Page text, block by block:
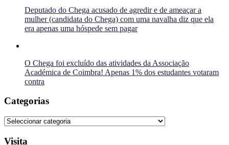
Deputado do Chega acusado de agredir e de ameaçar a
mulher (candidata do Chega) com uma navalha diz que ela
era apenas uma hóspede sem pagar
O Chega foi excluído das atividades da Associação
Académica de Coimbra! Apenas 1% dos estudantes votaram
contra
Categorias
Categorias
Visita